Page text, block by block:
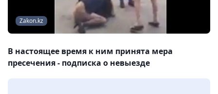
Zakon.kz
В настоящее время к ним принята мера
пресечения - подписка о невыезде